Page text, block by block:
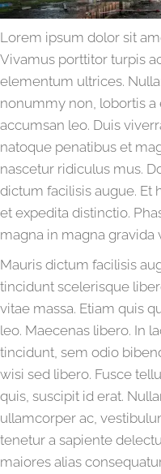
Lorem ipsum dolor sit
Vivamus porttitor turpis
elementum ultrices.
nonummy non, lobortis
accumsan leo. Duis
natoque penatibus et
nascetur ridiculus mus.
dictum facilisis augue. Et
et expedita distinctio.
magna in magna gravida
Mauris dictum facilisis
tincidunt scelerisque
vitae massa. Etiam quis
leo. Maecenas libero. In
tincidunt, sem odio
wisi sed libero. Fusce
quis, suscipit id erat.
ullamcorper ac,
tenetur a sapiente
maiores alias